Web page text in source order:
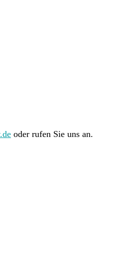
oder rufen Sie uns an.